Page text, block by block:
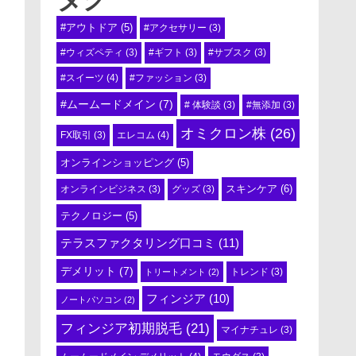
#アウトドア (5) #アクセサリー (3)
#ウィズペティ (3) #ギフト (3) #サブスク (3)
#スイーツ (4) #ファッション (3)
#ムームードメイン (7) # 体験談 (3) #無添加 (3)
FX取引 (3) エレコム (4) オミクロン株 (26)
オンラインショッピング (5)
オンラインビジネス (3) グッズ (3) スキンケア (6)
テクノロジー (5)
テラスファクタリング口コミ (11)
デメリット (7) トリートメント (2) トレンド (3)
ノートパソコン (2) フィンジア (10)
フィンジア初期脱毛 (21) マイナチュレ (3)